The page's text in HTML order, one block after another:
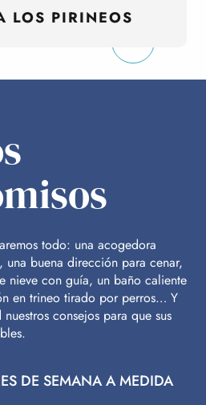
LOS PIRINEOS
todo: una acogedora
una buena dirección para cenar,
nieve con guía, un baño caliente
en trineo tirado por perros… Y
consejos para que sus
DE SEMANA A MEDIDA